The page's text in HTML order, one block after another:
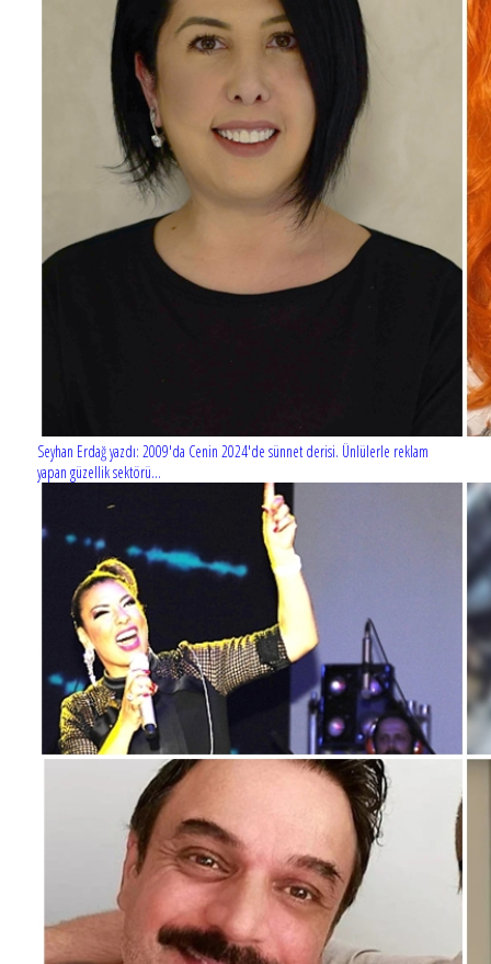
Seyhan Erdağ yazdı: 2009'da Cenin 2024'de sünnet derisi. Ünlülerle reklam
yapan güzellik sektörü...